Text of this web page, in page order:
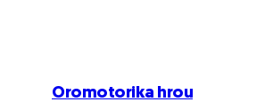
Oromotorika hrou